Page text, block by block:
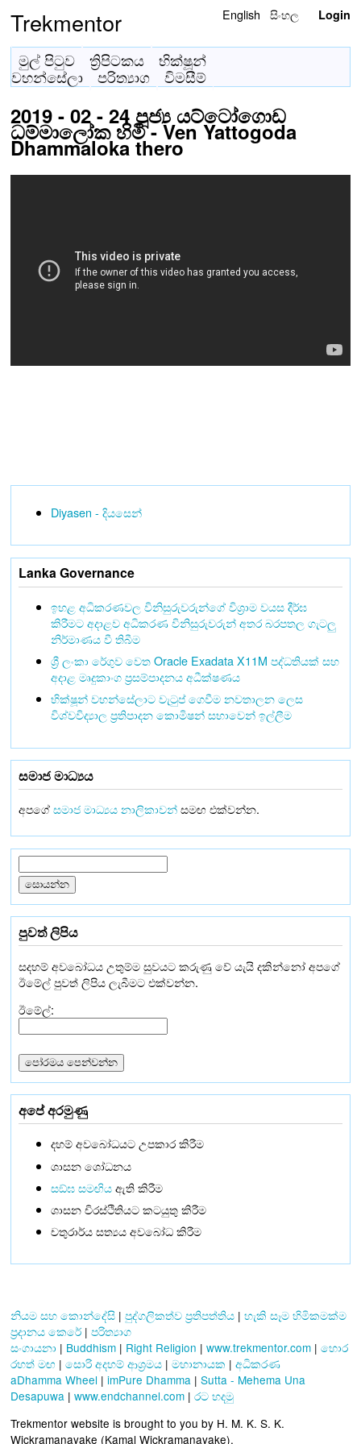
Trekmentor English සිංහල Login
මුල් පිටුව ත්‍රිපිටකය
භික්ෂූන්
වහන්සේලා
පරිත්‍යාග විමසීම්
2019 - 02 - 24 පූජ්‍ය යට්ටෝගොඩ
ධම්මාලෝක හිමි - Ven Yattogoda
Dhammaloka thero
Diyasen - දියසෙන්
Lanka Governance
ඉහළ අධිකරණවල විනිසුරුවරුන්ගේ විශ්‍රාම වයස දීර්ඝ
කිරීමට අදාළව අධිකරණ විනිසුරුවරුන් අතර බරපතල ගැටලු
නිර්මාණය වී තිබීම
ශ්‍රී ලංකා රේගුව වෙත Oracle Exadata X11M පද්ධතියක් සහ
අදාළ මෘදුකාංග ප්‍රසම්පාදනය අධීක්ෂණය
භික්ෂූන් වහන්සේලාට වැටුප් ගෙවීම නවතාලන ලෙස
විශ්වවිද්‍යාල ප්‍රතිපාදන කොමිෂන් සභාවෙන් ඉල්ලීම
සමාජ මාධ්‍යය
අපගේසමාජ මාධ්‍යය නාලිකාවන්සමඟ එක්වන්න.
පුවත් ලිපිය
සදහම් අවබෝධය උතුම්ම සුවයට කරුණු වේ යැයි දකින්නෝ අපගේ
ඊමේල් පුවත් ලිපිය ලැබීමට එක්වන්න.
ඊමේල්:
අපේ අරමුණු
දහම් අවබෝධයට උපකාර කිරීම
ශාසන ශෝධනය
සඞ්‌ඝ සමඟියඇති කිරීම
ශාසන චිරස්ථිතියට කටයුතු කිරීම
චතුරාර්ය සත්‍යය අවබෝධ කිරීම
නියම සහ කොන්දේසි | පුද්ගලිකත්ව ප්‍රතිපත්තිය | හැකි සෑම හිමිකමක්ම
ප්‍රදානය කෙරේ | පරිත්‍යාග
සංගායනා | Buddhism | Right Religion | www.trekmentor.com | හොර
රහත් මඟ | සොරි අදහම් ආශ්‍රමය | මහානායක | අධිකරණ
aDhamma Wheel | imPure Dhamma | Sutta - Mehema Una
Desapuwa | www.endchannel.com | රට හදමු
Trekmentor website is brought to you by H. M. K. S. K.
Wickramanayake (Kamal Wickramanayake).